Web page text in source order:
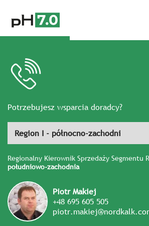
Potrzebujesz wsparcia doradcy?
Regionalny Kierownik Sprzedaży Segmentu
południowo-zachodnia
Piotr Makiej
+48 695 605 505